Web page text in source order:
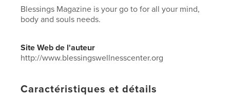
Blessings Magazine is your go to for all your mind,
body and souls needs.
Site Web de l'auteur
http://www.blessingswellnesscenter.org
Caractéristiques et détails